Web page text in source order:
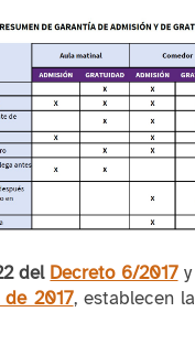
del Decreto 6/2017 y
2017, establecen la